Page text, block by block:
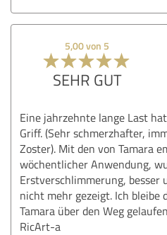
5,00 von 5
SEHR GUT
Eine jahrzehnte lange Last
Griff. (Sehr schmerzhafter,
Zoster). Mit den von Tamara
wöchentlicher Anwendung,
Erstverschlimmerung, besser
nicht mehr gezeigt. Ich bleibe
Tamara über den Weg
RicArt-a